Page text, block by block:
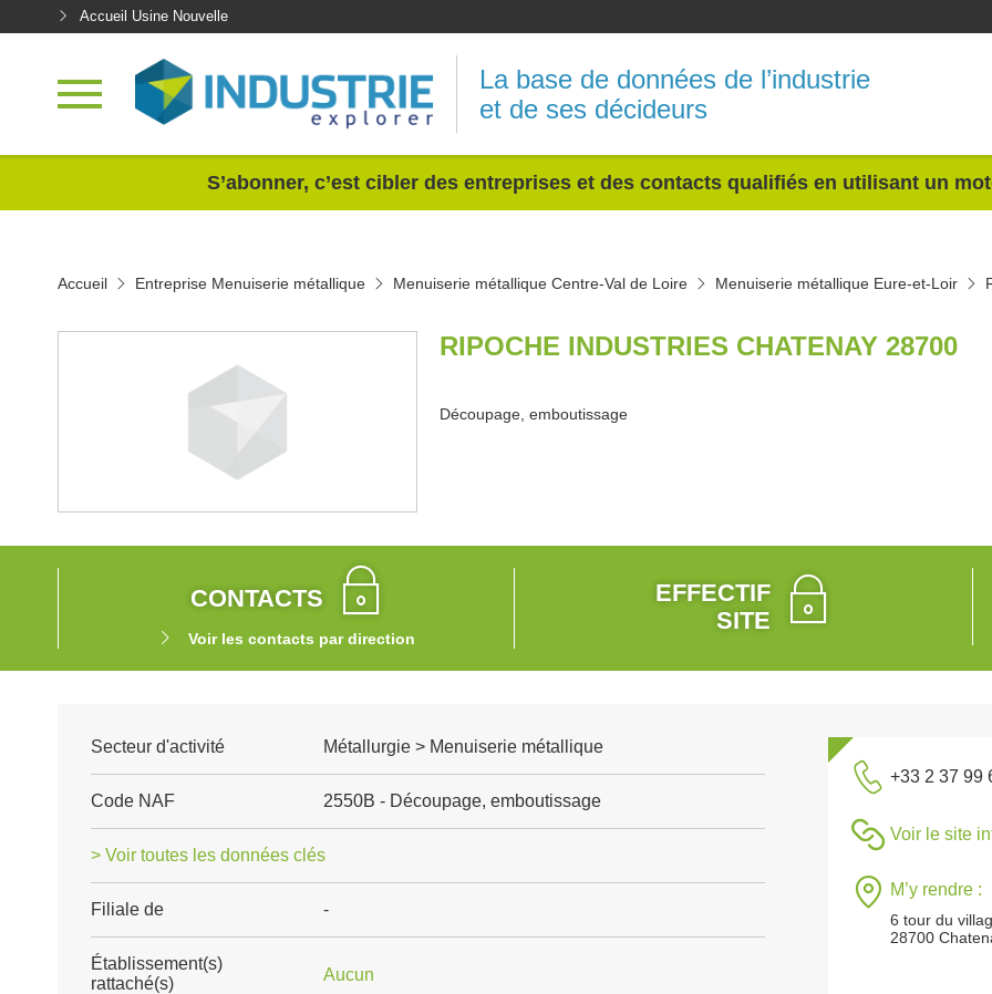
Accueil Usine Nouvelle
La base de données de l’industrie
et de ses décideurs
S’abonner, c’est cibler des entreprises et des contacts qualifiés en utilisant un
Accueil Entreprise Menuiserie métallique Menuiserie métallique Centre-Val de Loire Menuiserie métallique Eure-et-Loir
RIPOCHE INDUSTRIES CHATENAY 28700
Découpage, emboutissage
CONTACTS
Voir les contacts par direction
EFFECTIF
SITE
Secteur d'activité Métallurgie > Menuiserie métallique
Code NAF 2550B - Découpage, emboutissage
> Voir toutes les données clés
Filiale de -
Établissement(s)
rattaché(s)
Aucun
+33 2 37 99
Voir le site
M’y rendre :
6 tour du
28700